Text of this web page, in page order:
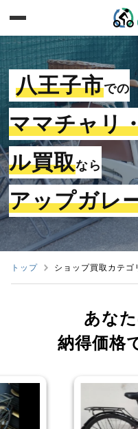
八王子市での
ママチャリ
ル買取なら
アップガレ
トップ ショップ買取カテゴ
あなた
納得価格